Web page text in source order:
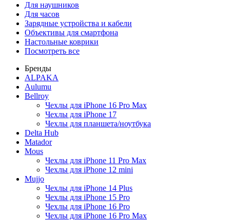
Для наушников
Для часов
Зарядные устройства и кабели
Объективы для смартфона
Настольные коврики
Посмотреть все
Бренды
ALPAKA
Aulumu
Bellroy
Чехлы для iPhone 16 Pro Max
Чехлы для iPhone 17
Чехлы для планшета/ноутбука
Delta Hub
Matador
Mous
Чехлы для iPhone 11 Pro Max
Чехлы для iPhone 12 mini
Mujjo
Чехлы для iPhone 14 Plus
Чехлы для iPhone 15 Pro
Чехлы для iPhone 16 Pro
Чехлы для iPhone 16 Pro Max